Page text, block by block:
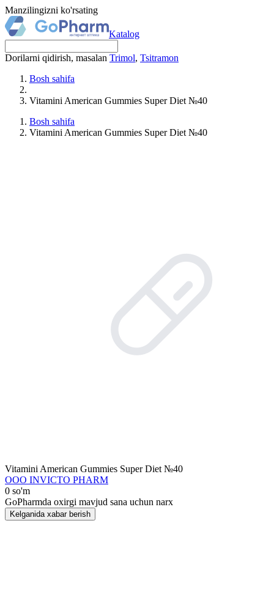
Manzilingizni ko'rsating
Katalog
Dorilarni qidirish, masalan Trimol, Tsitramon
Bosh sahifa
Vitamini American Gummies Super Diet №40
Bosh sahifa
Vitamini American Gummies Super Diet №40
Vitamini American Gummies Super Diet №40
ООО INVICTO PHARM
0 so'm
GoPharmda oxirgi mavjud sana uchun narx
Kelganida xabar berish